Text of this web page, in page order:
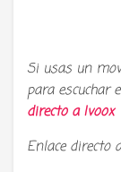
Si usas un
para escuchar
directo aIvoox
Enlace directo